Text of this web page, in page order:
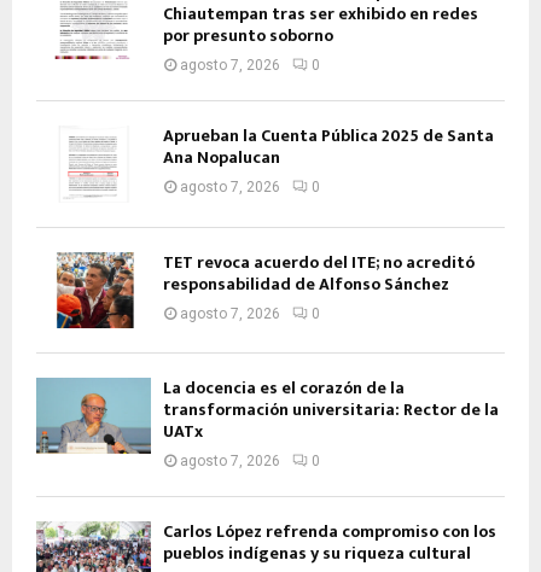
Chiautempan tras ser exhibido en redes
por presunto soborno
agosto 7, 2026 0
Aprueban la Cuenta Pública 2025 de Santa
Ana Nopalucan
agosto 7, 2026 0
TET revoca acuerdo del ITE; no acreditó
responsabilidad de Alfonso Sánchez
agosto 7, 2026 0
La docencia es el corazón de la
transformación universitaria: Rector de la
UATx
agosto 7, 2026 0
Carlos López refrenda compromiso con los
pueblos indígenas y su riqueza cultural